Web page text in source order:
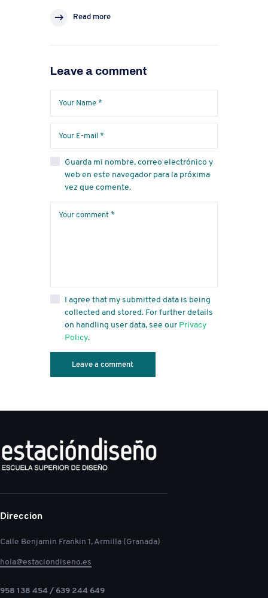
Read more
Leave a comment
Guarda mi nombre, correo electrónico y
web en este navegador para la próxima
vez que comente.
I agree that my submitted data is being
collected and stored. For further details
on handling user data, see ourPrivacy
Policy.
Direccion
Calle Benjamin Frankin 1, Armilla (Granada)
hola@estaciondiseno.es
958 138 454 / 639 244 649